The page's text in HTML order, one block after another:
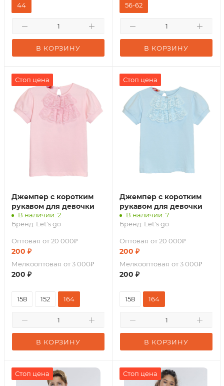
В КОРЗИНУ
44
В КОРЗИНУ
56-62
Стоп цена
Джемпер с коротким
рукавом для девочки
В наличии: 2
Бренд: Let's go
Оптовая от 20 000₽
200 ₽
Мелкооптовая от 3 000₽
200 ₽
В КОРЗИНУ
158 152 164
Стоп цена
Джемпер с коротким
рукавом для девочки
В наличии: 7
Бренд: Let's go
Оптовая от 20 000₽
200 ₽
Мелкооптовая от 3 000₽
200 ₽
В КОРЗИНУ
158 164
Стоп цена Стоп цена